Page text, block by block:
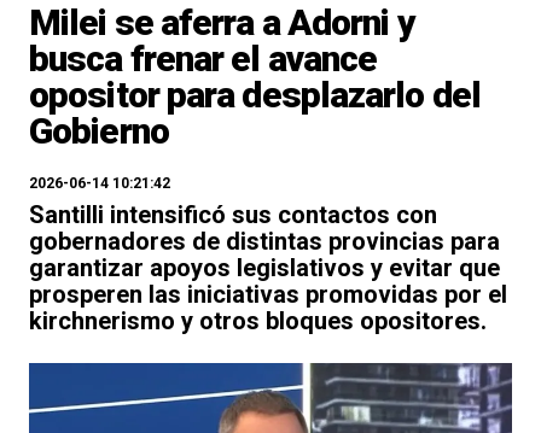
Milei se aferra a Adorni y
busca frenar el avance
opositor para desplazarlo del
Gobierno
2026-06-14 10:21:42
Santilli intensificó sus contactos con
gobernadores de distintas provincias para
garantizar apoyos legislativos y evitar que
prosperen las iniciativas promovidas por el
kirchnerismo y otros bloques opositores.